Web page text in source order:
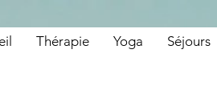
Thérapie Yoga Séjours